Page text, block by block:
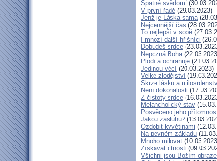
Špatné svědomí
V první řadě (29.03.2023)
Jenž je Láska sama
Nejcennější čas
To nejlepší v sobě
I mnozí další hříšníci
Dobudeš srdce
Nepozná Boha
Plodí a ochraňuje
Jedinou věcí (20.03.2023)
Velké zlodějství
Skrze lásku a
Není dokonalosti
Z čistoty srdce
Melancholický stav
Posvěceno jeho
Jakou zásluhu?
Ozdobit kvvětinami
Na pevném základu
Mnoho milovat
Získávat ctnosti
Všichni jsou Božím